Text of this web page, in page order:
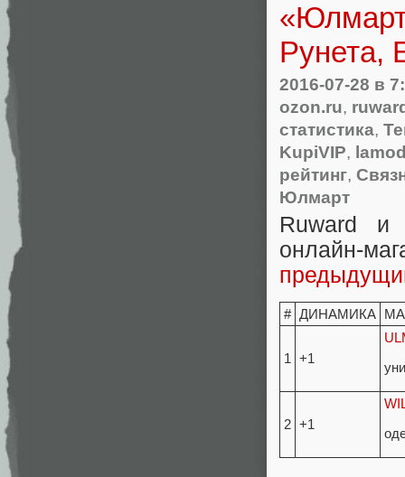
Рунета,
2016-07-28 в
ozon.ru,
статистика,
KupiVIP,
рейтинг,
Юлмарт
Ruward
онлайн-
# ДИНАМИКА
1 +1
2 +1